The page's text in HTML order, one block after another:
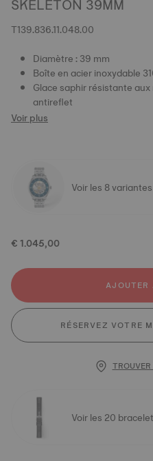
SKELETON 39MM
T139.836.11.048.00
Diamètre : 39 mm
Boîte en acier inoxydable
Glace saphir résistante
antireflet
Voir plus
Voir les 8
€ 1.045,00
AJOUTER
RÉSERVEZ VOTRE
Voir les 20